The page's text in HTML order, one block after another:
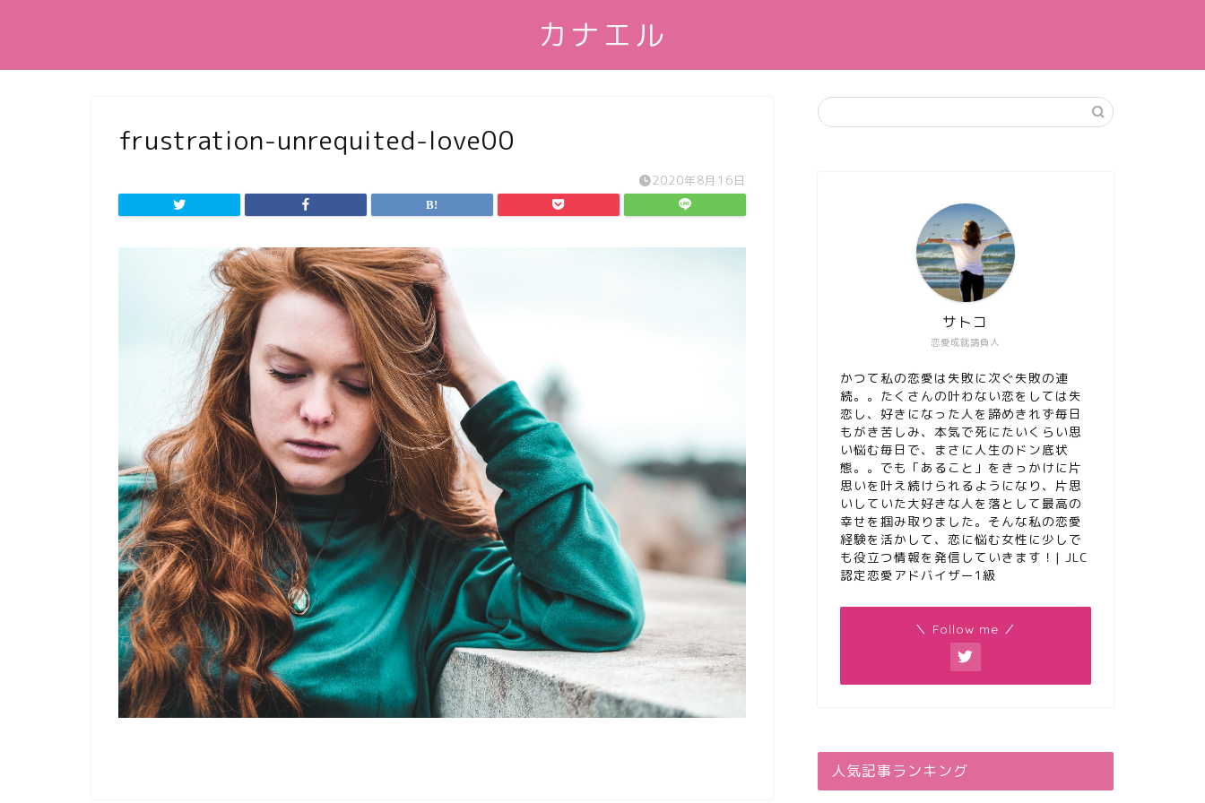
カナエル
frustration-unrequited-love00
2020年8月16日
恋愛成就請負人
サトコ
かつて私の恋愛は失敗に次ぐ失敗の連
続。。たくさんの叶わない恋をしては失
恋し、好きになった人を諦めきれず毎日
もがき苦しみ、本気で死にたいくらい思
い悩む毎日で、まさに人生のドン底状
態。。でも「あること」をきっかけに片
思いを叶え続けられるようになり、片思
いしていた大好きな人を落として最高の
幸せを掴み取りました。そんな私の恋愛
経験を活かして、恋に悩む女性に少しで
も役立つ情報を発信していきます！| JLC
認定恋愛アドバイザー1級
＼ Follow me ／
人気記事ランキング